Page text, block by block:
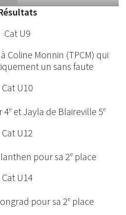
Cat U9
Coline Monnin (TPCM) qui
un sans faute
Cat U10
4eet Jayla de Blaireville 5e
Cat U12
pour sa 2e place
Cat U14
pour sa 2eplace